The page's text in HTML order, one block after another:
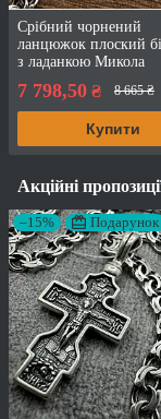
Срібний чорнений
ланцюжок плоский
з ладанкою Микола
7 798,50 ₴ 8 665 ₴
Купити
Акційні
–15% Подарунок